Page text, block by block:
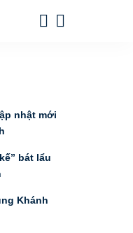
nhật mới
bát lẩu
Khánh